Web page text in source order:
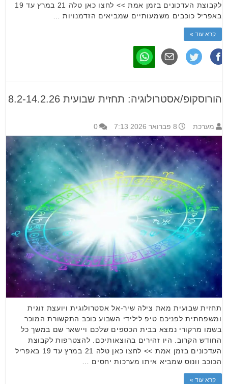
לקבוצת העדכונים בזמן אמת >> לחצו כאן טלה 21 במרץ עד 19
באפריל כוכבים משמעותיים שמביאים הזדמנויות …
קרא עוד »
הורוסקופ/אסטרולוגיה: תחזית שבועית 8.2-14.2.26
מערכת 8 פברואר 2026 7:13 0
תחזית שבועית מאת צילה שיר-אל אסטרולוגית ויועצת זוגית
ומשפחתית לפניכם טיפ לילידי השבוע כוכב התקשורת המוכר
בשמו מרקורי נמצא בבית הכספים שלכם ויישאר שם במשך כל
החודש הקרוב. היו זהירים בהוצאותיכם. להצטרפות לקבוצת
העדכונים בזמן אמת >> לחצו כאן טלה 21 במרץ עד 19 באפריל
הכוכב וונוס שמביא איתו מערכות יחסים …
קרא עוד »